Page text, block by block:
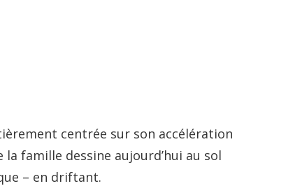
centrée sur son accélération
famille dessine aujourd’hui au sol
– en driftant.